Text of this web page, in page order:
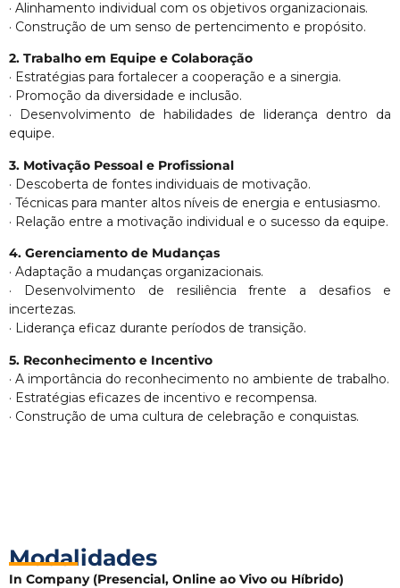
· Alinhamento individual com os objetivos organizacionais.
· Construção de um senso de pertencimento e propósito.
2. Trabalho em Equipe e Colaboração
· Estratégias para fortalecer a cooperação e a sinergia.
· Promoção da diversidade e inclusão.
· Desenvolvimento de habilidades de liderança dentro da
equipe.
3. Motivação Pessoal e Profissional
· Descoberta de fontes individuais de motivação.
· Técnicas para manter altos níveis de energia e entusiasmo.
· Relação entre a motivação individual e o sucesso da equipe.
4. Gerenciamento de Mudanças
· Adaptação a mudanças organizacionais.
· Desenvolvimento de resiliência frente a desafios e
incertezas.
· Liderança eficaz durante períodos de transição.
5. Reconhecimento e Incentivo
· A importância do reconhecimento no ambiente de trabalho.
· Estratégias eficazes de incentivo e recompensa.
· Construção de uma cultura de celebração e conquistas.
Modalidades
In Company (Presencial, Online ao Vivo ou Híbrido)